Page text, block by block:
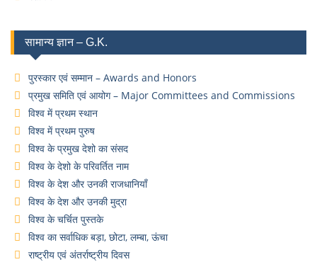
सामान्य ज्ञान – G.K.
पुरस्कार एवं सम्मान – Awards and Honors
प्रमुख समिति एवं आयोग – Major Committees and Commissions
विश्व में प्रथम स्थान
विश्व में प्रथम पुरुष
विश्व के प्रमुख देशो का संसद
विश्व के देशो के परिवर्तित नाम
विश्व के देश और उनकी राजधानियाँ
विश्व के देश और उनकी मुद्रा
विश्व के चर्चित पुस्तके
विश्व का सर्वाधिक बड़ा, छोटा, लम्बा, ऊंचा
राष्ट्रीय एवं अंतर्राष्ट्रीय दिवस